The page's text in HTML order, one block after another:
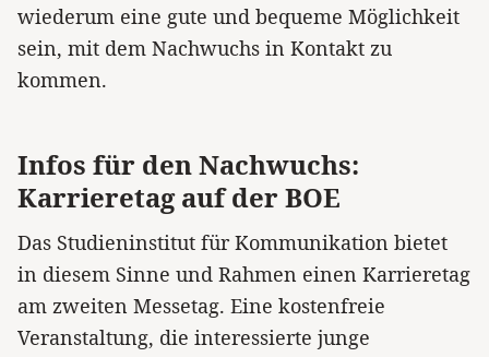
wiederum eine gute und bequeme Möglichkeit
sein, mit dem Nachwuchs in Kontakt zu
kommen.
Infos für den Nachwuchs:
Karrieretag auf der BOE
Das Studieninstitut für Kommunikation bietet
in diesem Sinne und Rahmen einen Karrieretag
am zweiten Messetag. Eine kostenfreie
Veranstaltung, die interessierte junge